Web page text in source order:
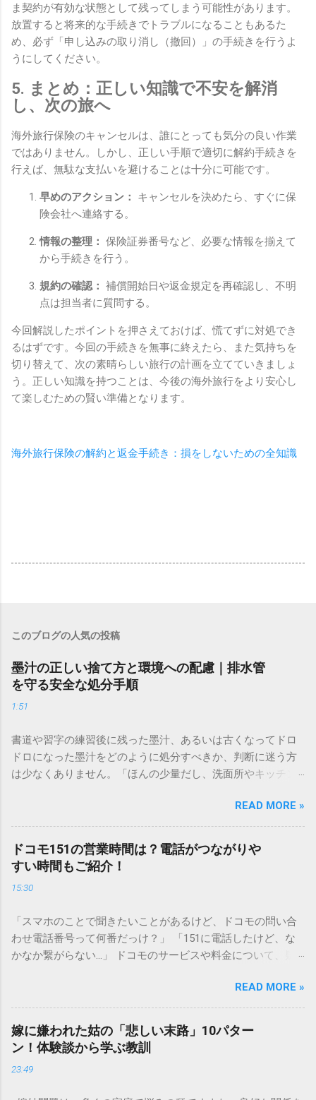
ま契約が有効な状態として残ってしまう可能性があります。
放置すると将来的な手続きでトラブルになることもあるた
め、必ず「申し込みの取り消し（撤回）」の手続きを行うよ
うにしてください。
5. まとめ：正しい知識で不安を解消
し、次の旅へ
海外旅行保険のキャンセルは、誰にとっても気分の良い作業
ではありません。しかし、正しい手順で適切に解約手続きを
行えば、無駄な支払いを避けることは十分に可能です。
早めのアクション：
キャンセルを決めたら、すぐに保
険会社へ連絡する。
情報の整理： 保険証券番号など、必要な情報を揃えて
から手続きを行う。
規約の確認： 補償開始日や返金規定を再確認し、不明
点は担当者に質問する。
今回解説したポイントを押さえておけば、慌てずに対処でき
るはずです。今回の手続きを無事に終えたら、また気持ちを
切り替えて、次の素晴らしい旅行の計画を立てていきましょ
う。正しい知識を持つことは、今後の海外旅行をより安心し
て楽しむための賢い準備となります。
海外旅行保険の解約と返金手続き：損をしないための全知識
このブログの人気の投稿
墨汁の正しい捨て方と環境への配慮｜排水管
を守る安全な処分手順
1:51
書道や習字の練習後に残った墨汁、あるいは古くなってドロ
ドロになった墨汁をどのように処分すべきか、判断に迷う方
は少なくありません。「ほんの少量だし、洗面所やキッチン
と、実は予期せぬトラブルを招く原因となります。 墨汁は、
一般的な生活排水とは性質が大きく異なります。そのまま排
水口へ流すことは環境負荷だけでなく、ご自宅の排水設備を
傷める可能性も高いため、非常に危険です。この記事では、
墨汁を安全かつ環境に優しい方法で処分するための手順と、
容器を適切に分別する方法を徹底解説します。 墨汁を「排水
す）」と「膠（にかわ）」、そして水です。これらは非常に
微細かつ独特の粘性を持っているため、下水処理や配管維持
の観点から以下の問題が発生します。 1. 環境への深刻な負荷
施設であっても、これらの微粒子を完全に分解・除去するこ
とは容易ではありません。大量に流し続けると河川や海まで
到達し、水質の濁りや生態系へ悪影響を及ぼすリスクがあり
ます。 2. 排水管の詰まりと劣化 墨汁の粘度を保っている「膠
め、深刻な詰まりを引き起こします。特に築年数が経過した
READ MORE »
ドコモ151の営業時間は？電話がつながりや
すい時間もご紹介！
15:30
「スマホのことで聞きたいことがあるけど、ドコモの問い合
わせ電話番号って何番だっけ？」 「151に電話したけど、な
かなか繋がらない…」 ドコモのサービスや料金について、疑
ンフォメーションセンター」の専用電話番号「151」ですよ
ね。 でも、「 ドコモ151は何時まで 営業しているの？」「
151は何時から 受付可能なの？」と営業時間がわからず、な
かなか電話ができない方もいるかもしれません。 この記事で
は、ドコモ151の営業時間や、電話が繋がりやすい時間帯、さ
らには電話がつながらない時の対処法をわかりやすく解説し
READ MORE »
嫁に嫌われた姑の「悲しい末路」10パター
ン！体験談から学ぶ教訓
23:49